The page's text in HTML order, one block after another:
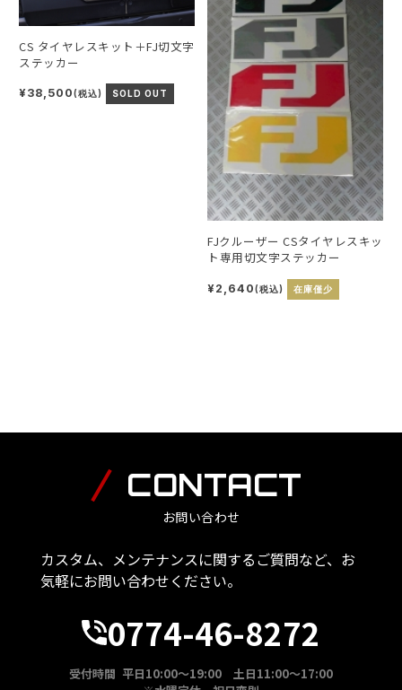
CS タイヤレスキット＋FJ切文字
ステッカー
¥38,500(税込) SOLD OUT
FJクルーザー CSタイヤレスキッ
ト専用切文字ステッカー
¥2,640(税込) 在庫僅少
CONTACT
お問い合わせ
カスタム、メンテナンスに関するご質問など、お
気軽にお問い合わせください。
0774-46-8272
受付時間 平日10:00～19:00 土日11:00～17:00